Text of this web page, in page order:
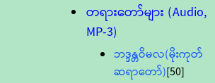
တရားတော်များ (Audio,
MP-3)
ဘဒ္ဒန္တဝိမလ(မိုးကုတ်
ဆရာတော်)[50]